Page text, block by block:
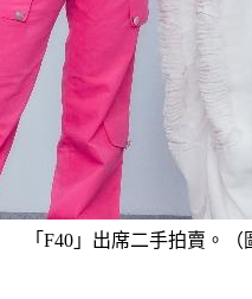
「F40」出席二手拍賣。